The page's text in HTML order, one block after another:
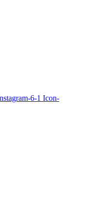
6-1 Icon-